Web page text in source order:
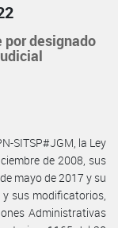
por designado
SITSP#JGM, la Ley
de 2008, sus
mayo de 2017 y su
sus modificatorios,
Administrativas